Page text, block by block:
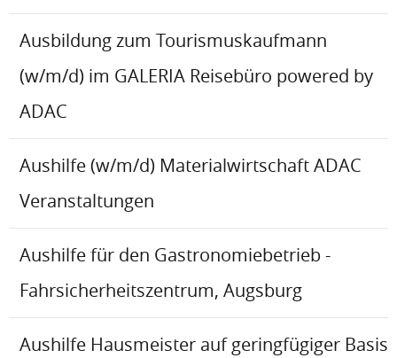
Ausbildung zum Tourismuskaufmann
(w/m/d) im GALERIA Reisebüro powered by
ADAC
Aushilfe (w/m/d) Materialwirtschaft ADAC
Veranstaltungen
Aushilfe für den Gastronomiebetrieb -
Fahrsicherheitszentrum, Augsburg
Aushilfe Hausmeister auf geringfügiger Basis